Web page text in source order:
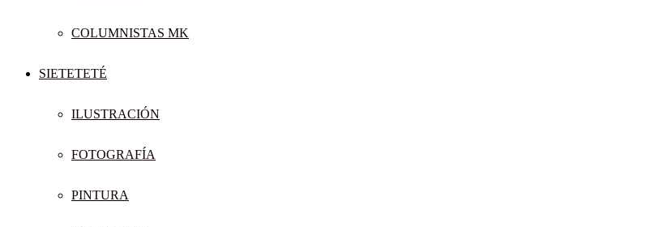
COLUMNISTAS MK
SIETETETÉ
ILUSTRACIÓN
FOTOGRAFÍA
PINTURA